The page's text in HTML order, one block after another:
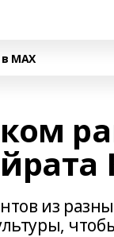
MAX
из